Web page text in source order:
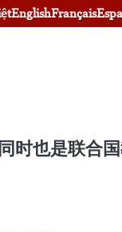
EnglishFrançais
时也是联合